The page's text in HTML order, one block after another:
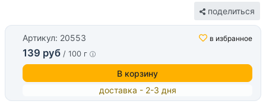
поделиться
Артикул: 20553 в избранное
139 руб / 100 г
В корзину
доставка - 2-3 дня